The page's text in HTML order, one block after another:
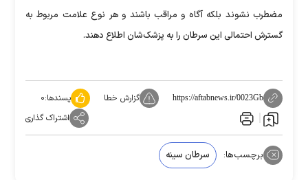
مضطرب نشوند بلکه آگاه و مراقب باشند و هر نوع علامت مربوط به
گسترش احتمالی این سرطان را به پزشک‌شان اطلاع دهند.
https://aftabnews.ir/0023Gb گزارش خطا پسندها:۰
اشتراک گذاری
برچسب‌ها: سرطان سینه